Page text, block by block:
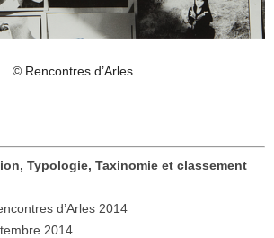
© Rencontres d’Arles
Typologie, Taxinomie et classement
d’Arles 2014
2014